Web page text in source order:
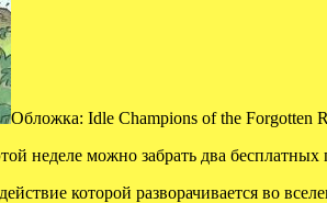
Обложка: Idle Champions of the Forgotten
неделе можно забрать два бесплатных
которой разворачивается во